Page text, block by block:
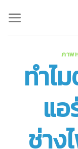
ภาพ
ทำไ
แอ
ช่าง